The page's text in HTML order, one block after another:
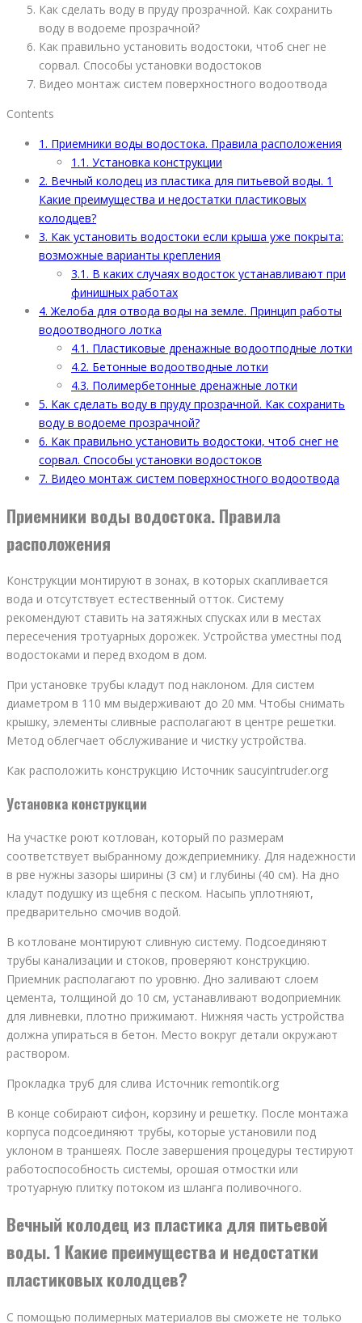
Как сделать воду в пруду прозрачной. Как сохранить
воду в водоеме прозрачной?
Как правильно установить водостоки, чтоб снег не
сорвал. Способы установки водостоков
Видео монтаж систем поверхностного водоотвода
Contents
1. Приемники воды водостока. Правила расположения
1.1. Установка конструкции
2. Вечный колодец из пластика для питьевой воды. 1
Какие преимущества и недостатки пластиковых
колодцев?
3. Как установить водостоки если крыша уже покрыта:
возможные варианты крепления
3.1. В каких случаях водосток устанавливают при
финишных работах
4. Желоба для отвода воды на земле. Принцип работы
водоотводного лотка
4.1. Пластиковые дренажные водоотподные лотки
4.2. Бетонные водоотводные лотки
4.3. Полимербетонные дренажные лотки
5. Как сделать воду в пруду прозрачной. Как сохранить
воду в водоеме прозрачной?
6. Как правильно установить водостоки, чтоб снег не
сорвал. Способы установки водостоков
7. Видео монтаж систем поверхностного водоотвода
Приемники воды водостока. Правила
расположения
Конструкции монтируют в зонах, в которых скапливается
вода и отсутствует естественный отток. Систему
рекомендуют ставить на затяжных спусках или в местах
пересечения тротуарных дорожек. Устройства уместны под
водостоками и перед входом в дом.
При установке трубы кладут под наклоном. Для систем
диаметром в 110 мм выдерживают до 20 мм. Чтобы снимать
крышку, элементы сливные располагают в центре решетки.
Метод облегчает обслуживание и чистку устройства.
Как расположить конструкцию Источник saucyintruder.org
Установка конструкции
На участке роют котлован, который по размерам
соответствует выбранному дождеприемнику. Для надежности
в рве нужны зазоры ширины (3 см) и глубины (40 см). На дно
кладут подушку из щебня с песком. Насыпь уплотняют,
предварительно смочив водой.
В котловане монтируют сливную систему. Подсоединяют
трубы канализации и стоков, проверяют конструкцию.
Приемник располагают по уровню. Дно заливают слоем
цемента, толщиной до 10 см, устанавливают водоприемник
для ливневки, плотно прижимают. Нижняя часть устройства
должна упираться в бетон. Место вокруг детали окружают
раствором.
Прокладка труб для слива Источник remontik.org
В конце собирают сифон, корзину и решетку. После монтажа
корпуса подсоединяют трубы, которые установили под
уклоном в траншеях. После завершения процедуры тестируют
работоспособность системы, орошая отмостки или
тротуарную плитку потоком из шланга поливочного.
Вечный колодец из пластика для питьевой
воды. 1 Какие преимущества и недостатки
пластиковых колодцев?
С помощью полимерных материалов вы сможете не только